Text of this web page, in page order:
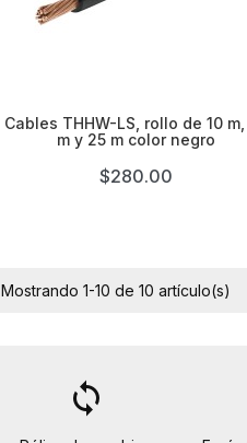

Cables THHW-LS, rollo de 10
m y 25 m color negro
$280.00
Mostrando 1-10 de 10 artículo(s)
loop